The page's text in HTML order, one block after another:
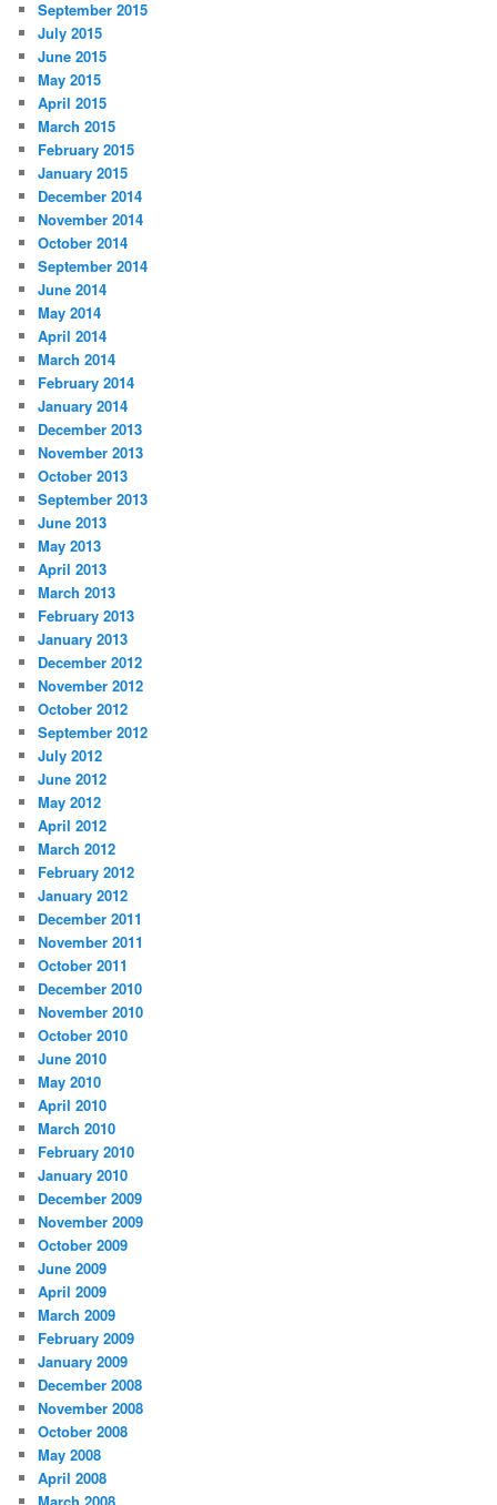
September 2015
July 2015
June 2015
May 2015
April 2015
March 2015
February 2015
January 2015
December 2014
November 2014
October 2014
September 2014
June 2014
May 2014
April 2014
March 2014
February 2014
January 2014
December 2013
November 2013
October 2013
September 2013
June 2013
May 2013
April 2013
March 2013
February 2013
January 2013
December 2012
November 2012
October 2012
September 2012
July 2012
June 2012
May 2012
April 2012
March 2012
February 2012
January 2012
December 2011
November 2011
October 2011
December 2010
November 2010
October 2010
June 2010
May 2010
April 2010
March 2010
February 2010
January 2010
December 2009
November 2009
October 2009
June 2009
April 2009
March 2009
February 2009
January 2009
December 2008
November 2008
October 2008
May 2008
April 2008